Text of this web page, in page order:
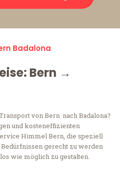
Badalona
Bern →
von Bern nach Badalona?
und kosteneffizienten
Himmel Bern, die speziell
gerecht zu werden
wie möglich zu gestalten.